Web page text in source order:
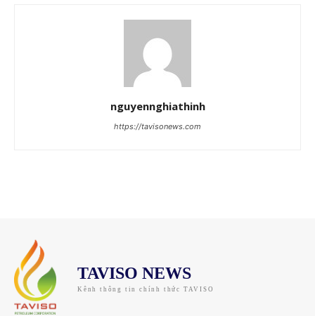
nguyennghiathinh
https://tavisonews.com
TAVISO NEWS
Kênh thông tin chính thức TAVISO